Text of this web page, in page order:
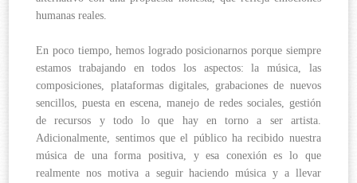
humanas reales.
En poco tiempo, hemos logrado posicionarnos porque siempre
estamos trabajando en todos los aspectos: la música, las
composiciones, plataformas digitales, grabaciones de nuevos
sencillos, puesta en escena, manejo de redes sociales, gestión
de recursos y todo lo que hay en torno a ser artista.
Adicionalmente, sentimos que el público ha recibido nuestra
música de una forma positiva, y esa conexión es lo que
realmente nos motiva a seguir haciendo música y a llevar